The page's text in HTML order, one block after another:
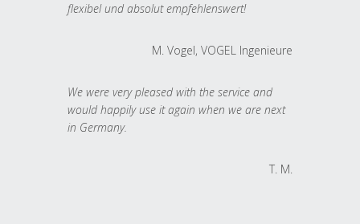
flexibel und absolut empfehlenswert!
M. Vogel, VOGEL Ingenieure
We were very pleased with the service and
would happily use it again when we are next
in Germany.
T. M.